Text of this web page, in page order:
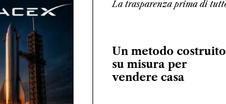
La trasparenza prima di
Un metodo costruito
su misura per
vendere casa